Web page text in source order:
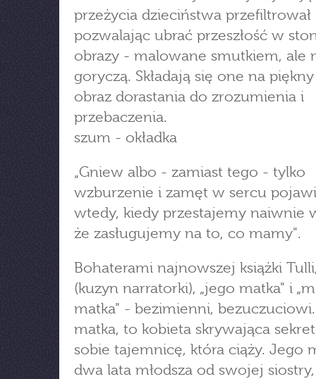
przeżycia dzieciństwa przefiltrował
pozwalając ubrać przeszłość w
obrazy - malowane smutkiem, ale
goryczą. Składają się one na
obraz dorastania do zrozumienia i
przebaczenia.
szum - okładka
„Gniew albo - zamiast tego - tylko
wzburzenie i zamęt w sercu
wtedy, kiedy przestajemy naiwnie
że zasługujemy na to, co mamy".
Bohaterami najnowszej książki
(kuzyn narratorki), „jego matka" i
matka" - bezimienni,
matka, to kobieta skrywająca
sobie tajemnicę, która ciąży. Jego
dwa lata młodsza od swojej